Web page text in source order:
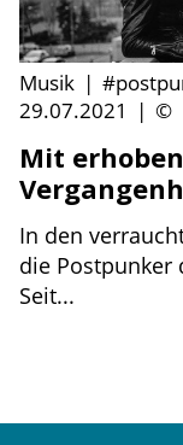
Musik |
29.07.2021
| ©
Mit
In den
die Postpunker
Seit...